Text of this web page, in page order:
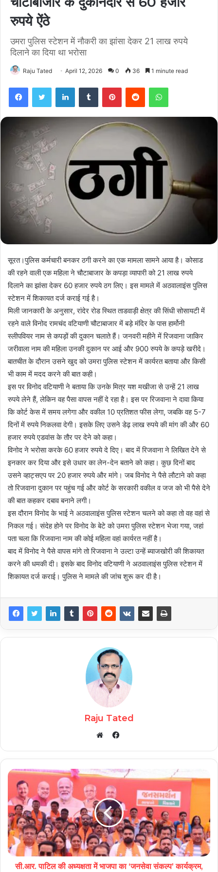
रुपये ऐंठे
उमरा पुलिस स्टेशन में नौकरी का झांसा देकर 21 लाख रुपये
दिलाने का दिया था भरोसा
Raju Tated April 12, 2026 0 36 1 minute read
FacebookTwitter LinkedInTumblr PinterestReddit WhatsApp
सूरत।पुलिस कर्मचारी बनकर ठगी करने का एक मामला सामने आया है। कोसाड
की रहने वाली एक महिला ने चौटाबाजार के कपड़ा व्यापारी को 21 लाख रुपये
दिलाने का झांसा देकर 60 हजार रुपये ठग लिए। इस मामले में अठवालाइंस पुलिस
स्टेशन में शिकायत दर्ज कराई गई है।
मिली जानकारी के अनुसार, रांदेर रोड स्थित ताडवाड़ी क्षेत्र की सिंधी सोसायटी में
रहने वाले विनोद रामचंद वटियाणी चौटाबाजार में बड़े मंदिर के पास हार्मोनी
स्लीपवियर नाम से कपड़ों की दुकान चलाते हैं। जनवरी महीने में रिजवाना जाकिर
जरीवाला नाम की महिला उनकी दुकान पर आई और 900 रुपये के कपड़े खरीदे।
बातचीत के दौरान उसने खुद को उमरा पुलिस स्टेशन में कार्यरत बताया और किसी
भी काम में मदद करने की बात कही।
इस पर विनोद वटियाणी ने बताया कि उनके मित्र यश मखीजा से उन्हें 21 लाख
रुपये लेने हैं, लेकिन वह पैसा वापस नहीं दे रहा है। इस पर रिजवाना ने दावा किया
कि कोर्ट केस में समय लगेगा और वकील 10 प्रतिशत फीस लेगा, जबकि वह 5-7
दिनों में रुपये निकलवा देगी। इसके लिए उसने डेढ़ लाख रुपये की मांग की और 60
हजार रुपये एडवांस के तौर पर देने को कहा।
विनोद ने भरोसा करके 60 हजार रुपये दे दिए। बाद में रिजवाना ने लिखित देने से
इनकार कर दिया और इसे उधार का लेन-देन बताने को कहा। कुछ दिनों बाद
उसने व्हाट्सएप पर 20 हजार रुपये और मांगे। जब विनोद ने पैसे लौटाने को कहा
तो रिजवाना दुकान पर पहुंच गई और कोर्ट के सरकारी वकील व जज को भी पैसे देने
की बात कहकर दबाव बनाने लगी।
इस दौरान विनोद के भाई ने अठवालाइंस पुलिस स्टेशन चलने को कहा तो वह वहां से
निकल गई। संदेह होने पर विनोद के बेटे को उमरा पुलिस स्टेशन भेजा गया, जहां
पता चला कि रिजवाना नाम की कोई महिला वहां कार्यरत नहीं है।
बाद में विनोद ने पैसे वापस मांगे तो रिजवाना ने उल्टा उन्हें ब्याजखोरी की शिकायत
करने की धमकी दी। इसके बाद विनोद वटियाणी ने अठवालाइंस पुलिस स्टेशन में
शिकायत दर्ज कराई। पुलिस ने मामले की जांच शुरू कर दी है।
Raju Tated
Facebook
सी.आर. पाटिल की अध्यक्षता में भाजपा का ‘जनसेवा संकल्प’ कार्यक्रम,